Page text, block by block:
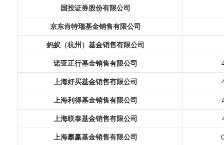
国投证券股份有限公司
京东肯特瑞基金销售有限公司
蚂蚁（杭州）基金销售有限公司
诺亚正行基金销售有限公司
上海好买基金销售有限公司
上海利得基金销售有限公司
上海联泰基金销售有限公司
上海攀赢基金销售有限公司